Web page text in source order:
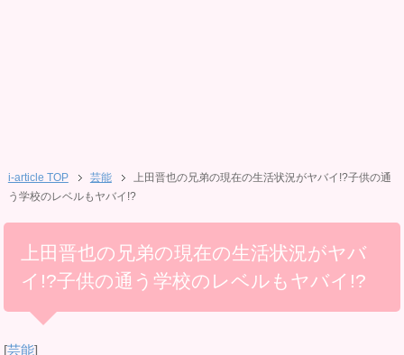
i-article TOP 芸能
上田晋也の兄弟の現在の生活状況がヤバイ!?子供の通
う学校のレベルもヤバイ!?
上田晋也の兄弟の現在の生活状況がヤバ
イ!?子供の通う学校のレベルもヤバイ!?
[芸能]